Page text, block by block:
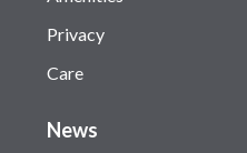
Privacy
Care
News